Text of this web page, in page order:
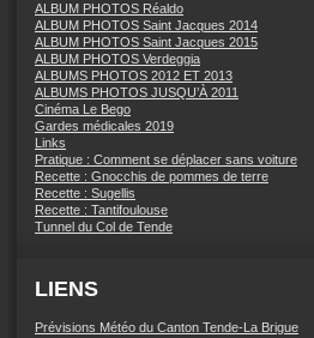
ALBUM PHOTOS Réaldo
ALBUM PHOTOS Saint Jacques 2014
ALBUM PHOTOS Saint Jacques 2015
ALBUM PHOTOS Verdeggia
ALBUMS PHOTOS 2012 ET 2013
ALBUMS PHOTOS JUSQU’À 2011
Cinéma Le Bego
Gardes médicales 2019
Links
Pratique : Comment se déplacer sans voiture
Recette : Gnocchis de pommes de terre
Recette : Sugellis
Recette : Tantifoulouse
Tunnel du Col de Tende
LIENS
Prévisions Météo du Canton Tende-La Brigue